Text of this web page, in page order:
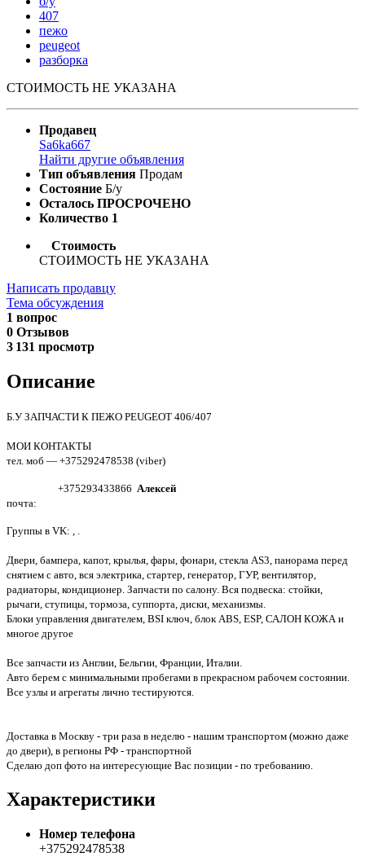
407
пежо
peugeot
разборка
СТОИМОСТЬ НЕ УКАЗАНА
Продавец
Sa6ka667
Найти другие объявления
Тип объявления Продам
Состояние Б/у
Осталось ПРОСРОЧЕНО
Количество 1
Стоимость
СТОИМОСТЬ НЕ УКАЗАНА
Написать продавцу
Тема обсуждения
1 вопрос
0 Отзывов
3 131 просмотр
Описание
Б.У ЗАПЧАСТИ К ПЕЖО PEUGEOT 406/407
МОИ КОНТАКТЫ
тел. моб — +375292478538 (viber)
+375293433866 Алексей
почта:
Группы в VK: , .
Двери, бампера, капот, крылья, фары, фонари, стекла AS3, панорама перед
снятием с авто, вся электрика, стартер, генератор, ГУР, вентилятор,
радиаторы, кондиционер. Запчасти по салону. Вся подвеска: стойки,
рычаги, ступицы, тормоза, суппорта, диски, механизмы.
Блоки управления двигателем, BSI ключ, блок ABS, ESP, САЛОН КОЖА и
многое другое
Все запчасти из Англии, Бельгии, Франции, Италии.
Авто берем с минимальными пробегами в прекрасном рабочем состоянии.
Все узлы и агрегаты лично тестируются.
Доставка в Москву - три раза в неделю - нашим транспортом (можно даже
до двери), в регионы РФ - транспортной
Сделаю доп фото на интересующие Вас позиции - по требованию.
Характеристики
Номер телефона
+375292478538